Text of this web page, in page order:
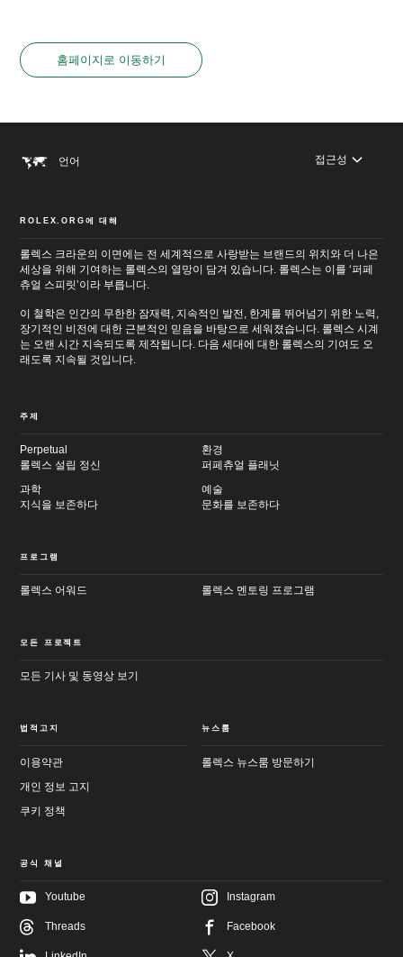
홈페이지로 이동하기
언어 접근성
ROLEX.ORG에 대해
롤렉스 크라운의 이면에는 전 세계적으로 사랑받는 브랜드의 위치와 더 나은
세상을 위해 기여하는 롤렉스의 열망이 담겨 있습니다. 롤렉스는 이를 ‘퍼페
츄얼 스피릿’이라 부릅니다.
이 철학은 인간의 무한한 잠재력, 지속적인 발전, 한계를 뛰어넘기 위한 노력,
장기적인 비전에 대한 근본적인 믿음을 바탕으로 세워졌습니다. 롤렉스 시계
는 오랜 시간 지속되도록 제작됩니다. 다음 세대에 대한 롤렉스의 기여도 오
래도록 지속될 것입니다.
주제
Perpetual
롤렉스 설립 정신
환경
퍼페츄얼 플래닛
과학
지식을 보존하다
예술
문화를 보존하다
프로그램
롤렉스 어워드 롤렉스 멘토링 프로그램
모든 프로젝트
모든 기사 및 동영상 보기
법적고지
이용약관
개인 정보 고지
쿠키 정책
뉴스룸
롤렉스 뉴스룸 방문하기
공식 채널
Youtube Instagram
Threads Facebook